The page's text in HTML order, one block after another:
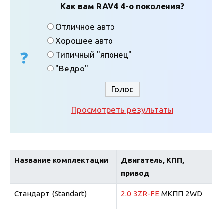
Как вам RAV4 4-о поколения?
Отличное авто
Хорошее авто
Типичный "японец"
"Ведро"
Просмотреть результаты
Название комплектации
Двигатель, КПП,
привод
Стандарт (Standart) 2.0 3ZR-FEМКПП 2WD